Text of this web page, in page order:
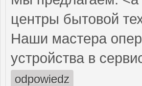
центры бытовой
Наши мастера
устройства в
odpowiedz